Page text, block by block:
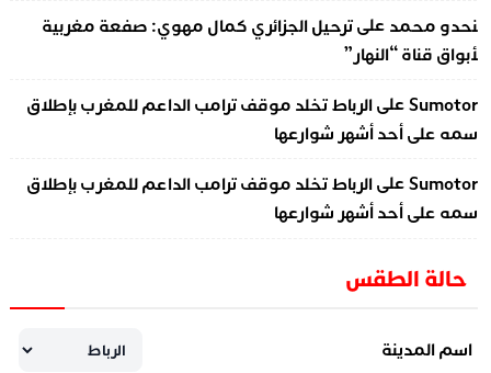
محمدعلىترحيل الجزائري كمال مهوي: صفعة مغربية
قناة “النهار”
علىالرباط تخلد موقف ترامب الداعم للمغرب بإطلاق
على أحد أشهر شوارعها
علىالرباط تخلد موقف ترامب الداعم للمغرب بإطلاق
على أحد أشهر شوارعها
حالة الطقس
اسم المدينة